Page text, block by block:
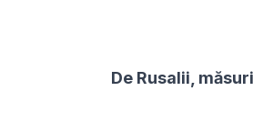
De Rusalii,